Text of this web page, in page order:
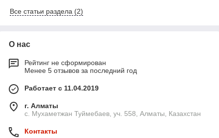
Все статьи раздела (2)
О нас
Рейтинг не сформирован
Менее 5 отзывов за последний год
Работает с 11.04.2019
г. Алматы
с. Мухаметжан Туймебаев, уч. 558, Алматы, Казахстан
Контакты